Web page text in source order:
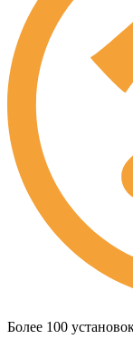
Более 100